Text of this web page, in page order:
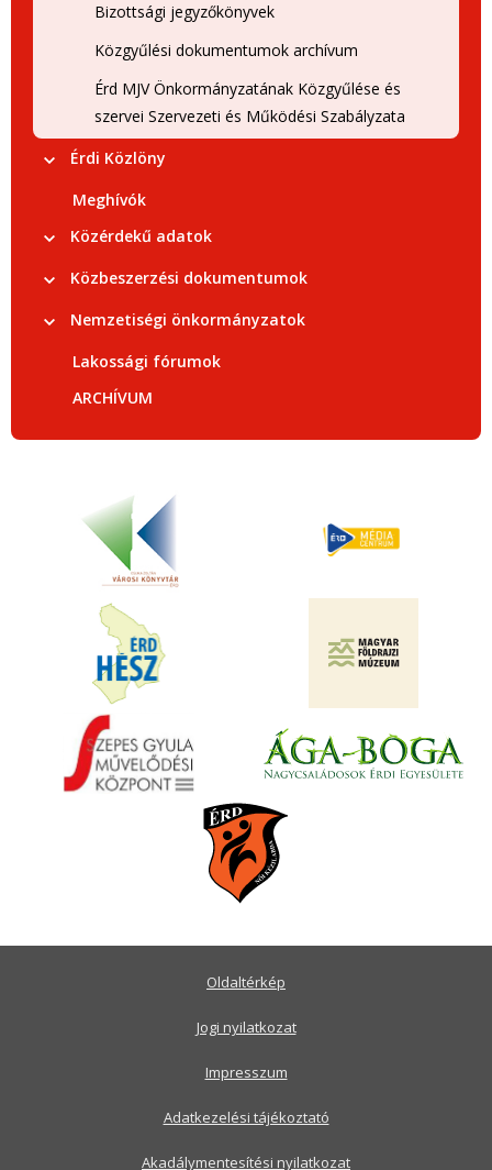
Bizottsági jegyzőkönyvek
Közgyűlési dokumentumok archívum
Érd MJV Önkormányzatának Közgyűlése és
szervei Szervezeti és Működési Szabályzata
Érdi Közlöny
Meghívók
Közérdekű adatok
Közbeszerzési dokumentumok
Nemzetiségi önkormányzatok
Lakossági fórumok
ARCHÍVUM
Oldaltérkép
Jogi nyilatkozat
Impresszum
Adatkezelési tájékoztató
Akadálymentesítési nyilatkozat